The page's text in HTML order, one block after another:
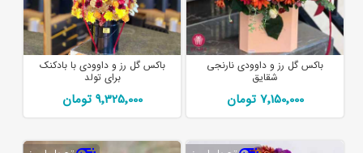
باکس گل رز و داوودی نارنجی
شقایق
7٬150٬000 تومان
باکس گل رز و داوودی با بادکنک
برای تولد
9٬325٬000 تومان